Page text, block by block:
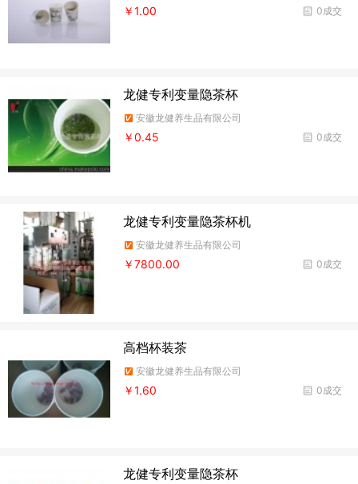
0成交
￥1.00
龙健专利变量隐茶杯
安徽龙健养生品有限公司
0成交
￥0.45
龙健专利变量隐茶杯机
安徽龙健养生品有限公司
0成交
￥7800.00
高档杯装茶
安徽龙健养生品有限公司
0成交
￥1.60
龙健专利变量隐茶杯